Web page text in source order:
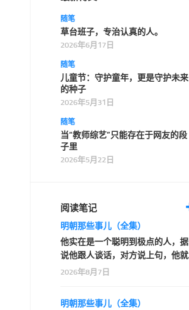
随笔
草台班子，专治认真的人。
2026年6月17日
随笔
儿童节：守护童年，更是守护未来
的种子
2026年5月31日
随笔
当“教师综艺”只能存在于网友的段
子里
2026年5月22日
阅读笔记
明朝那些事儿（全集）
他实在是一个聪明到极点的人，据
说他跟人谈话，对方说上句，他就
知道人家下句要说什…
2026年8月7日
明朝那些事儿（全集）